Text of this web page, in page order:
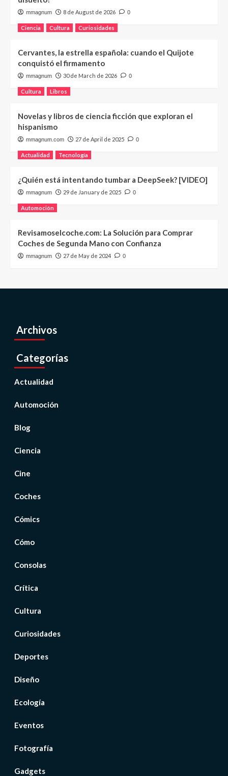
mmagnum 8 de August de 2026 0
Ciencia Cultura Curiosidades
Cervantes, la estrella española: cuando el Quijote
conquistó el firmamento
mmagnum 30 de March de 2026 0
Cultura Libros
Novelas y libros de ciencia ficción que exploran el
hispanismo
mmagnum.com 27 de April de 2025 0
Actualidad Tecnología
¿Quién está intentando tumbar a DeepSeek? [VIDEO]
mmagnum 29 de January de 2025 0
Automoción
Revisamoselcoche.com: La Solución para Comprar
Coches de Segunda Mano con Confianza
mmagnum 27 de May de 2024 0
Archivos
Categorías
Actualidad
Automoción
Blog
Ciencia
Cine
Coches
Cómics
Cómo
Consolas
Crítica
Cultura
Curiosidades
Deportes
Diseño
Ecología
Eventos
Fotografía
Gadgets